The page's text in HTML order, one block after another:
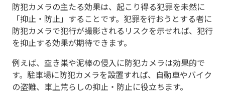
防犯カメラの主たる効果は、起こり得る犯罪を未然に
「抑止・防止」することです。犯罪を行おうとする者に
防犯カメラで犯行が撮影されるリスクを示せれば、犯行
を抑止する効果が期待できます。
例えば、空き巣や泥棒の侵入に防犯カメラは効果的で
す。駐車場に防犯カメラを設置すれば、自動車やバイク
の盗難、車上荒らしの抑止・防止に役立ちます。